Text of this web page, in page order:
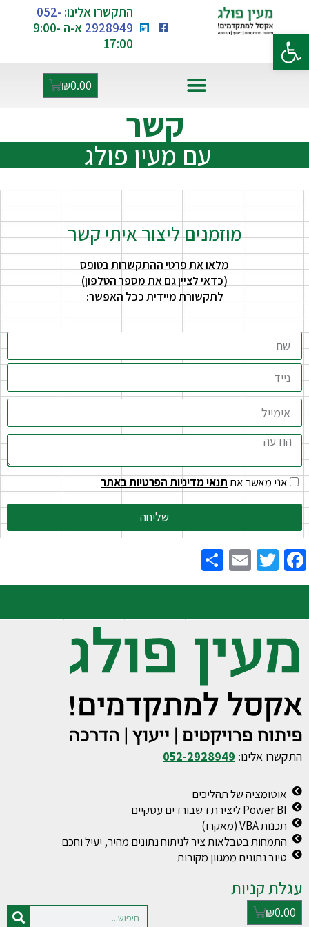
פתח סרגל נגישות
התקשרו אלינו: 052-
2928949
א-ה 9:00-
17:00
₪0.00
קשר
עם מעין פולג
מוזמנים ליצור איתי קשר
מלאו את פרטי ההתקשרות בטופס
(כדאי לציין גם את מספר הטלפון)
לתקשורת מיידית ככל האפשר:
אני מאשר אתתנאי מדיניות הפרטיות באתר
שליחה
Facebook
Twitter
Email
התקשרו אלינו: 052-2928949
אוטומציה של תהליכים
Power BI ליצירת דשבורדים עסקיים
תכנות VBA (מאקרו)
התמחות בטבלאות ציר לניתוח נתונים מהיר, יעיל וחכם
טיוב נתונים ממגוון מקורות
עגלת קניות
₪0.00